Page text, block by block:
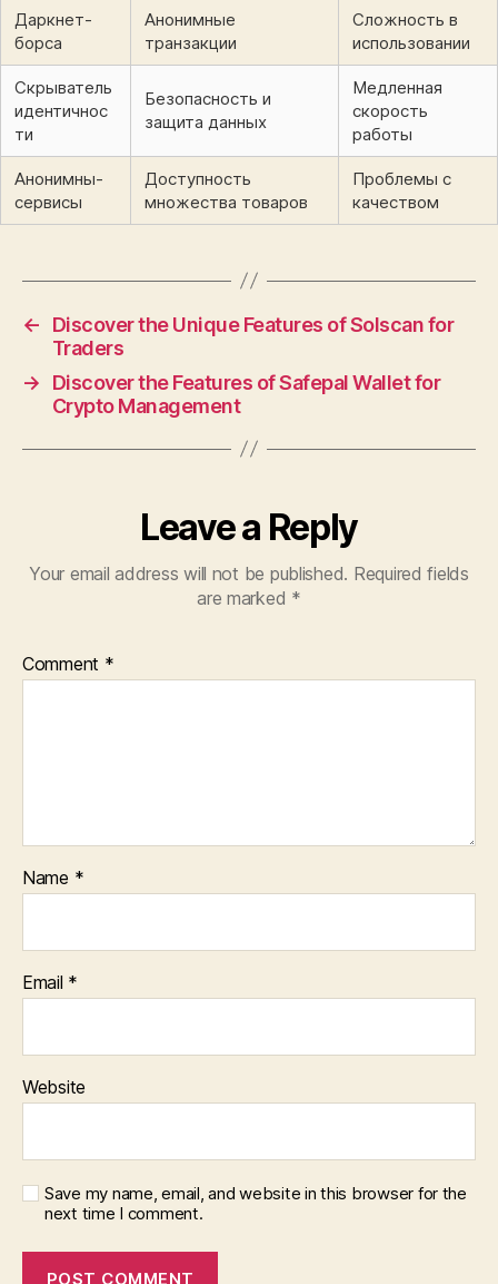
Даркнет-
борса
Анонимные
транзакции
Сложность в
использовании
Скрыватель
идентичнос
ти
Безопасность и
защита данных
Медленная
скорость
работы
Анонимны-
сервисы
Доступность
множества товаров
Проблемы с
качеством
←
Discover the Unique Features of Solscan for
Traders
→
Discover the Features of Safepal Wallet for
Crypto Management
Leave a Reply
Your email address will not be published. Required fields
are marked *
Comment *
Name *
Email *
Website
Save my name, email, and website in this browser for the
next time I comment.